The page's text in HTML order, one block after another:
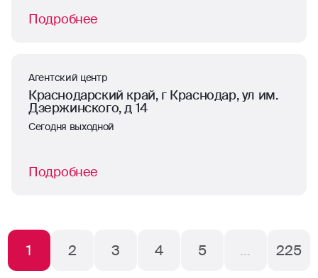
Подробнее
Агентский центр
Краснодарский край, г Краснодар, ул им.
Дзержинского, д 14
Сегодня выходной
Подробнее
1 2 3 4 5 … 225